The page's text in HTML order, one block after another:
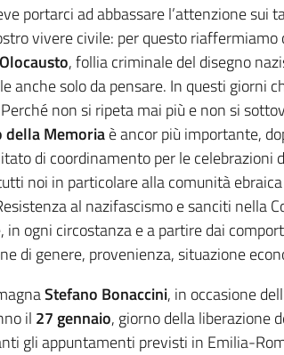
portarci ad abbassare l’attenzione
vivere civile: per questo
, follia criminale del disegno
solo da pensare. In questi giorni
non si ripeta mai più e non si
della Memoriaè ancor più importante,
di coordinamento per le
noi in particolare alla comunità
al nazifascismo e sanciti nella
ogni circostanza e a partire dai
di genere, provenienza, situazione
Stefano Bonaccini, in occasione
il 27 gennaio, giorno della liberazione
gli appuntamenti previsti in Emilia-